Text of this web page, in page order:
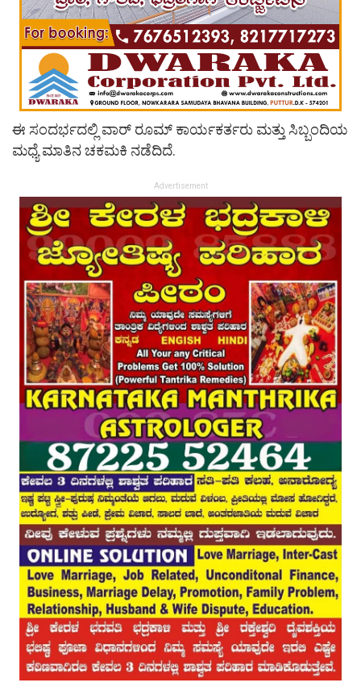
ಈ ಸಂದರ್ಭದಲ್ಲಿ ವಾರ್ ರೂಮ್ ಕಾರ್ಯಕರ್ತರು ಮತ್ತು ಸಿಬ್ಬಂದಿಯ
ಮಧ್ಯೆ ಮಾತಿನ ಚಕಮಕಿ ನಡೆದಿದೆ.
Advertisement